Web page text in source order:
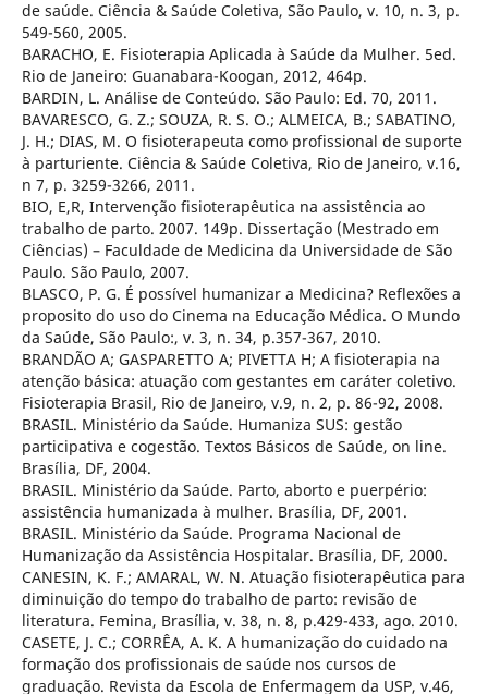
de saúde. Ciência & Saúde Coletiva, São Paulo, v. 10, n. 3, p.
549-560, 2005.
BARACHO, E. Fisioterapia Aplicada à Saúde da Mulher. 5ed.
Rio de Janeiro: Guanabara-Koogan, 2012, 464p.
BARDIN, L. Análise de Conteúdo. São Paulo: Ed. 70, 2011.
BAVARESCO, G. Z.; SOUZA, R. S. O.; ALMEICA, B.; SABATINO,
J. H.; DIAS, M. O fisioterapeuta como profissional de suporte
à parturiente. Ciência & Saúde Coletiva, Rio de Janeiro, v.16,
n 7, p. 3259-3266, 2011.
BIO, E,R, Intervenção fisioterapêutica na assistência ao
trabalho de parto. 2007. 149p. Dissertação (Mestrado em
Ciências) – Faculdade de Medicina da Universidade de São
Paulo. São Paulo, 2007.
BLASCO, P. G. É possível humanizar a Medicina? Reflexões a
proposito do uso do Cinema na Educação Médica. O Mundo
da Saúde, São Paulo:, v. 3, n. 34, p.357-367, 2010.
BRANDÃO A; GASPARETTO A; PIVETTA H; A fisioterapia na
atenção básica: atuação com gestantes em caráter coletivo.
Fisioterapia Brasil, Rio de Janeiro, v.9, n. 2, p. 86-92, 2008.
BRASIL. Ministério da Saúde. Humaniza SUS: gestão
participativa e cogestão. Textos Básicos de Saúde, on line.
Brasília, DF, 2004.
BRASIL. Ministério da Saúde. Parto, aborto e puerpério:
assistência humanizada à mulher. Brasília, DF, 2001.
BRASIL. Ministério da Saúde. Programa Nacional de
Humanização da Assistência Hospitalar. Brasília, DF, 2000.
CANESIN, K. F.; AMARAL, W. N. Atuação fisioterapêutica para
diminuição do tempo do trabalho de parto: revisão de
literatura. Femina, Brasília, v. 38, n. 8, p.429-433, ago. 2010.
CASETE, J. C.; CORRÊA, A. K. A humanização do cuidado na
formação dos profissionais de saúde nos cursos de
graduação. Revista da Escola de Enfermagem da USP, v.46,